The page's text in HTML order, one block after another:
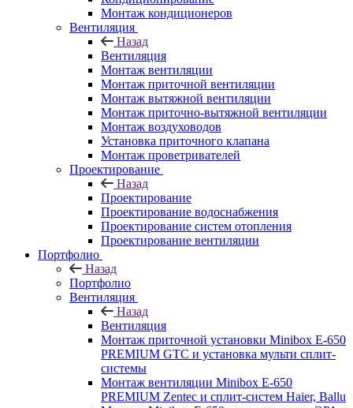
Монтаж кондиционеров
Вентиляция
Назад
Вентиляция
Монтаж вентиляции
Монтаж приточной вентиляции
Монтаж вытяжной вентиляции
Монтаж приточно-вытяжной вентиляции
Монтаж воздуховодов
Установка приточного клапана
Монтаж проветривателей
Проектирование
Назад
Проектирование
Проектирование водоснабжения
Проектирование систем отопления
Проектирование вентиляции
Портфолио
Назад
Портфолио
Вентиляция
Назад
Вентиляция
Монтаж приточной установки Minibox E-650
PREMIUM GTC и установка мульти сплит-
системы
Монтаж вентиляции Minibox E-650
PREMIUM Zentec и сплит-систем Haier, Ballu